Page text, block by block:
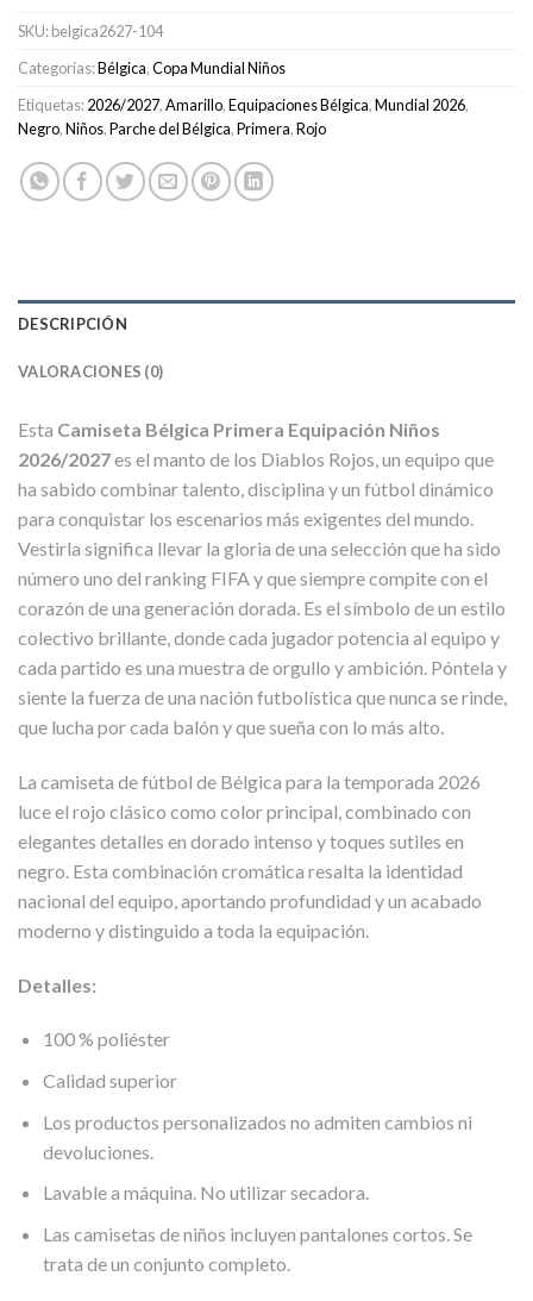
SKU:belgica2627-104
Categorías:Bélgica,Copa Mundial Niños
Etiquetas:2026/2027,Amarillo,Equipaciones Bélgica,Mundial 2026,
Negro,Niños,Parche del Bélgica,Primera,Rojo
DESCRIPCIÓN
VALORACIONES (0)
Esta Camiseta Bélgica Primera Equipación Niños
2026/2027es el manto de los Diablos Rojos, un equipo que
ha sabido combinar talento, disciplina y un fútbol dinámico
para conquistar los escenarios más exigentes del mundo.
Vestirla significa llevar la gloria de una selección que ha sido
número uno del ranking FIFA y que siempre compite con el
corazón de una generación dorada. Es el símbolo de un estilo
colectivo brillante, donde cada jugador potencia al equipo y
cada partido es una muestra de orgullo y ambición. Póntela y
siente la fuerza de una nación futbolística que nunca se rinde,
que lucha por cada balón y que sueña con lo más alto.
La camiseta de fútbol de Bélgica para la temporada 2026
luce el rojo clásico como color principal, combinado con
elegantes detalles en dorado intenso y toques sutiles en
negro. Esta combinación cromática resalta la identidad
nacional del equipo, aportando profundidad y un acabado
moderno y distinguido a toda la equipación.
Detalles:
100 % poliéster
Calidad superior
Los productos personalizados no admiten cambios ni
devoluciones.
Lavable a máquina. No utilizar secadora.
Las camisetas de niños incluyen pantalones cortos. Se
trata de un conjunto completo.